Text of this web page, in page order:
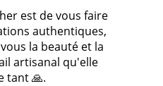
est de vous faire
authentiques,
la beauté et la
artisanal qu'elle
tant 🙏.